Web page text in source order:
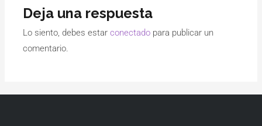
Deja una respuesta
Lo siento, debes estarconectado para publicar un
comentario.